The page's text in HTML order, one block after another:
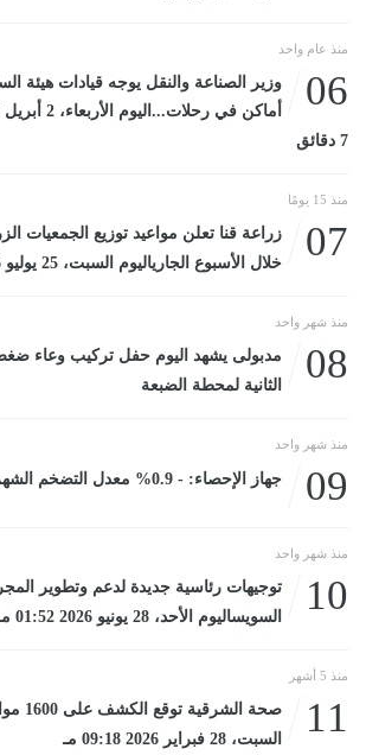
منذ عام واحد
06
وزير الصناعة والنقل يوجه قيادات هيئة
7 دقائق
منذ 15 يومًا
07
زراعة قنا تعلن مواعيد توزيع الجمعيات
خلال الأسبوع الجارياليوم السبت، 25 يوليو 2026 04:00 مـ
منذ شهر واحد
08
مدبولى يشهد اليوم حفل تركيب وعاء
الثانية لمحطة الضبعة
منذ شهر واحد
09 جهاز الإحصاء: - 0.9% معدل التضخم الشهرى لشهر يونيو 2026
منذ شهر واحد
10
توجيهات رئاسية جديدة لدعم وتطوير
السويساليوم الأحد، 28 يونيو 2026 01:52 مـ
منذ 5 أشهر
11
صحة
السبت، 28 فبراير 2026 09:18 مـ